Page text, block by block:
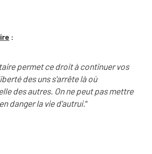
:
permet ce droit à continuer vos
des uns s'arrête là où
des autres. On ne peut pas mettre
danger la vie d'autrui."